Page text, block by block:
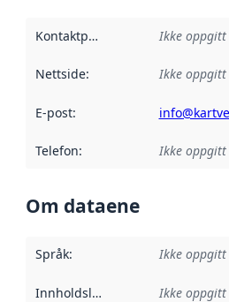
Kontaktpunkt Ikke oppgitt
Nettside: Ikke oppgitt
E-post:
Telefon: Ikke oppgitt
Om dataene
Språk: Ikke oppgitt
Innholdsleverandører :
Ikke oppgitt